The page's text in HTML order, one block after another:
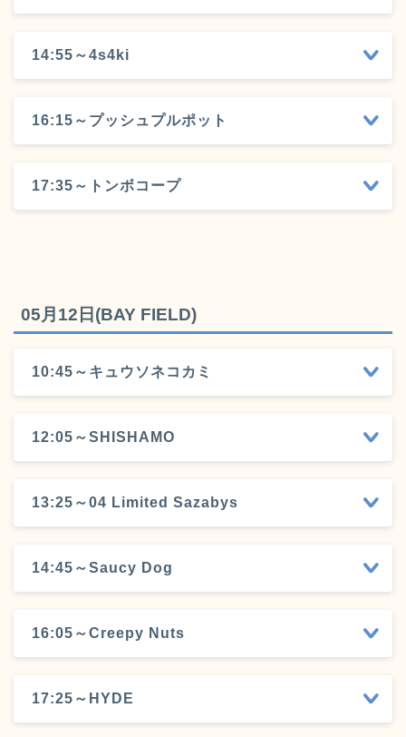
14:55～4s4ki
16:15～プッシュプルポット
17:35～トンボコープ
05月12日(BAY FIELD)
10:45～キュウソネコカミ
12:05～SHISHAMO
13:25～04 Limited Sazabys
14:45～Saucy Dog
16:05～Creepy Nuts
17:25～HYDE